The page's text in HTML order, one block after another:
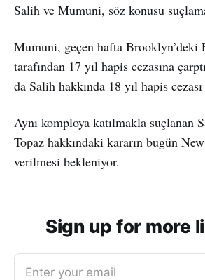
Salih ve Mumuni, söz konusu
Mumuni, geçen hafta Brooklyn’deki
tarafından 17 yıl hapis cezasına
da Salih hakkında 18 yıl hapis
Aynı komploya katılmakla suçlanan
Topaz hakkındaki kararın bugün New
verilmesi bekleniyor.
Sign up for more
Enter your email